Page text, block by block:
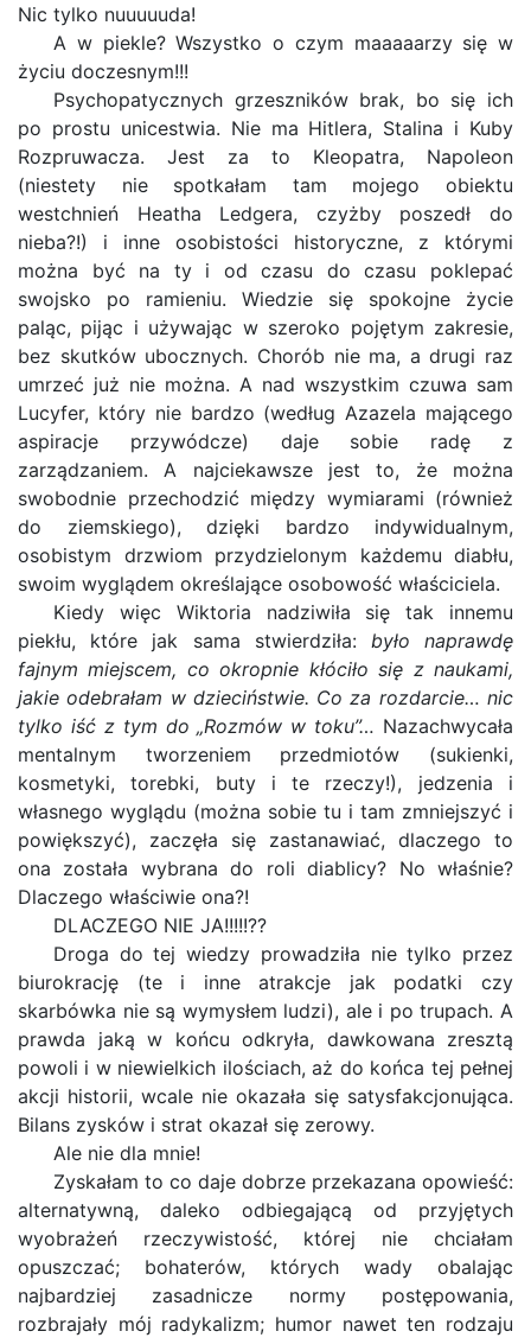
Nic tylko nuuuuuda!
A w piekle? Wszystko o czym maaaaarzy się w
życiu doczesnym!!!
Psychopatycznych grzeszników brak, bo się ich
po prostu unicestwia. Nie ma Hitlera, Stalina i Kuby
Rozpruwacza. Jest za to Kleopatra, Napoleon
(niestety nie spotkałam tam mojego obiektu
westchnień Heatha Ledgera, czyżby poszedł do
nieba?!) i inne osobistości historyczne, z którymi
można być na ty i od czasu do czasu poklepać
swojsko po ramieniu. Wiedzie się spokojne życie
paląc, pijąc i używając w szeroko pojętym zakresie,
bez skutków ubocznych. Chorób nie ma, a drugi raz
umrzeć już nie można. A nad wszystkim czuwa sam
Lucyfer, który nie bardzo (według Azazela mającego
aspiracje przywódcze) daje sobie radę z
zarządzaniem. A najciekawsze jest to, że można
swobodnie przechodzić między wymiarami (również
do ziemskiego), dzięki bardzo indywidualnym,
osobistym drzwiom przydzielonym każdemu diabłu,
swoim wyglądem określające osobowość właściciela.
Kiedy więc Wiktoria nadziwiła się tak innemu
piekłu, które jak sama stwierdziła: było naprawdę
fajnym miejscem, co okropnie kłóciło się z naukami,
jakie odebrałam w dzieciństwie. Co za rozdarcie… nic
tylko iść z tym do „Rozmów w toku”… Nazachwycała
mentalnym tworzeniem przedmiotów (sukienki,
kosmetyki, torebki, buty i te rzeczy!), jedzenia i
własnego wyglądu (można sobie tu i tam zmniejszyć i
powiększyć), zaczęła się zastanawiać, dlaczego to
ona została wybrana do roli diablicy? No właśnie?
Dlaczego właściwie ona?!
DLACZEGO NIE JA!!!!!??
Droga do tej wiedzy prowadziła nie tylko przez
biurokrację (te i inne atrakcje jak podatki czy
skarbówka nie są wymysłem ludzi), ale i po trupach. A
prawda jaką w końcu odkryła, dawkowana zresztą
powoli i w niewielkich ilościach, aż do końca tej pełnej
akcji historii, wcale nie okazała się satysfakcjonująca.
Bilans zysków i strat okazał się zerowy.
Ale nie dla mnie!
Zyskałam to co daje dobrze przekazana opowieść:
alternatywną, daleko odbiegającą od przyjętych
wyobrażeń rzeczywistość, której nie chciałam
opuszczać; bohaterów, których wady obalając
najbardziej zasadnicze normy postępowania,
rozbrajały mój radykalizm; humor nawet ten rodzaju